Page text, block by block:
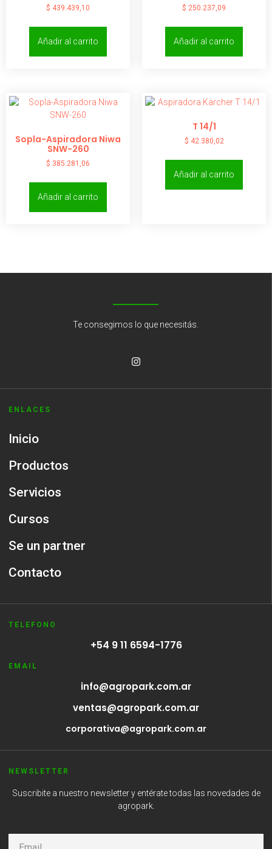
$ 439.439,10
Añadir al carrito
$ 250.237,09
Añadir al carrito
Sopla-Aspiradora Niwa
SNW-260
$ 385.281,06
Añadir al carrito
T 14/1
$ 42.380,02
Añadir al carrito
Te consegimos lo que necesitás.
ENLACES
Inicio
Productos
Servicios
Cursos
Se un partner
Contacto
TELEFONO
+54 9 11 6594-1776
EMAIL
info@agropark.com.ar
ventas@agropark.com.ar
corporativa@agropark.com.ar
NEWSLETTER
Suscribite a nuestro newsletter y entérate todas las novedades de
agropark.